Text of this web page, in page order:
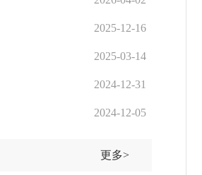
2025-12-16
2025-03-14
2024-12-31
2024-12-05
更多>